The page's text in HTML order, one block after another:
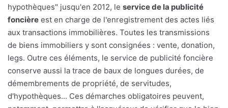
hypothèques" jusqu'en 2012, le service de la publicité
foncière est en charge de l'enregistrement des actes liés
aux transactions immobilières. Toutes les transmissions
de biens immobiliers y sont consignées : vente, donation,
legs. Outre ces éléments, le service de publicité foncière
conserve aussi la trace de baux de longues durées, de
démembrements de propriété, de servitudes,
d'hypothèques... Ces démarches obligatoires peuvent,